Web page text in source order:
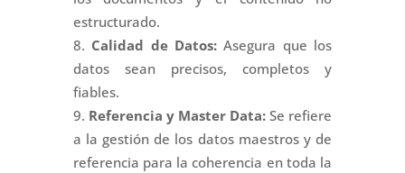
estructurado.
Calidad de Datos: Asegura que los
datos sean precisos, completos y
fiables.
Referencia y Master Data: Se refiere
a la gestión de los datos maestros y de
referencia para la coherencia en toda la